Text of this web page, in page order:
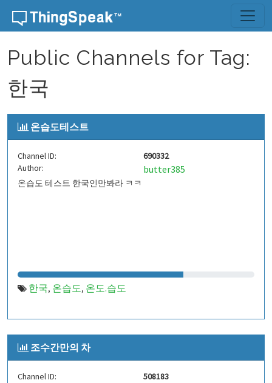
Skip to content
Public Channels for Tag:
한국
온습도테스트
Channel ID:
690332
Author:
butter385
온습도 테스트 한국인만봐라 ㅋㅋ
한국, 온습도, 온도.습도
조수간만의 차
Channel ID:
508183